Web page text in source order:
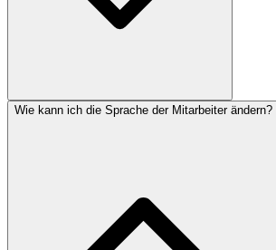
Wie kann ich die Sprache der Mitarbeiter ändern?